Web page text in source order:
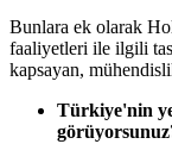
Bunlara ek olarak
faaliyetleri ile ilgili
kapsayan,
Türkiye'nin